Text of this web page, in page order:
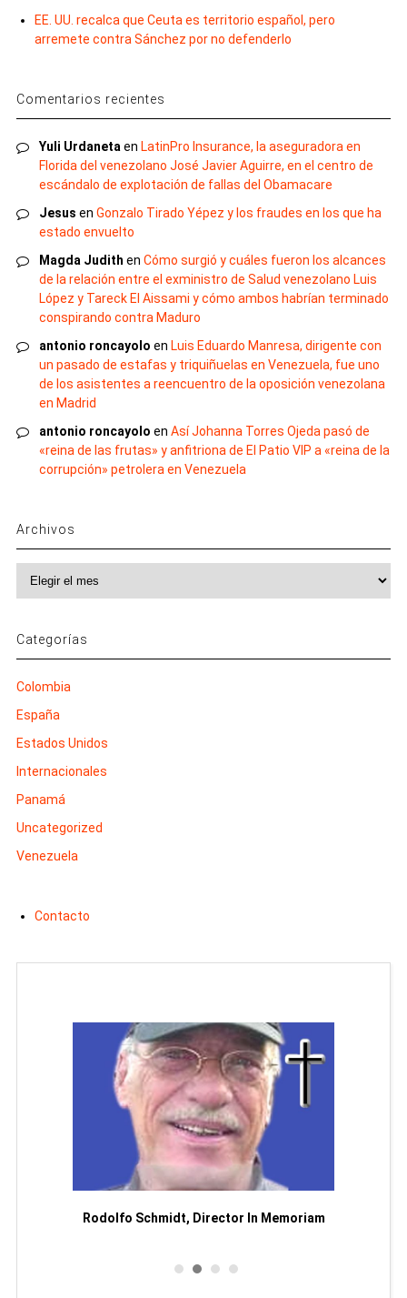
EE. UU. recalca que Ceuta es territorio español, pero
arremete contra Sánchez por no defenderlo
Comentarios recientes
Yuli Urdaneta en LatinPro Insurance, la aseguradora en
Florida del venezolano José Javier Aguirre, en el centro de
escándalo de explotación de fallas del Obamacare
Jesus en Gonzalo Tirado Yépez y los fraudes en los que ha
estado envuelto
Magda Judith en Cómo surgió y cuáles fueron los alcances
de la relación entre el exministro de Salud venezolano Luis
López y Tareck El Aissami y cómo ambos habrían terminado
conspirando contra Maduro
antonio roncayolo en Luis Eduardo Manresa, dirigente con
un pasado de estafas y triquiñuelas en Venezuela, fue uno
de los asistentes a reencuentro de la oposición venezolana
en Madrid
antonio roncayolo en Así Johanna Torres Ojeda pasó de
«reina de las frutas» y anfitriona de El Patio VIP a «reina de la
corrupción» petrolera en Venezuela
Archivos
Categorías
Colombia
España
Estados Unidos
Internacionales
Panamá
Uncategorized
Venezuela
Contacto
Rodolfo Schmidt, Director In Memoriam